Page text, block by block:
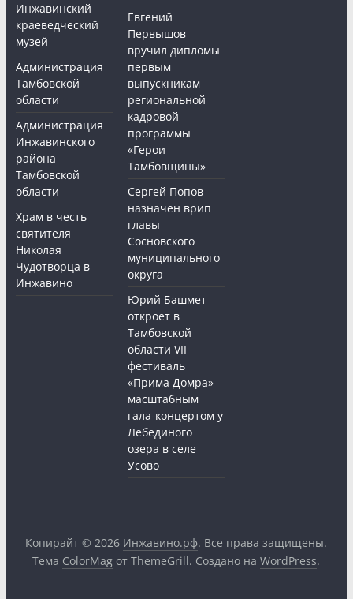
Инжавинский
краеведческий
музей
Администрация
Тамбовской
области
Администрация
Инжавинского
района
Тамбовской
области
Храм в честь
святителя
Николая
Чудотворца в
Инжавино
Евгений
Первышов
вручил дипломы
первым
выпускникам
региональной
кадровой
программы
«Герои
Тамбовщины»
Сергей Попов
назначен врип
главы
Сосновского
муниципального
округа
Юрий Башмет
откроет в
Тамбовской
области VII
фестиваль
«Прима Домра»
масштабным
гала-концертом у
Лебединого
озера в селе
Усово
Копирайт © 2026 Инжавино.рф. Все права защищены.
Тема ColorMag от ThemeGrill. Создано наWordPress.